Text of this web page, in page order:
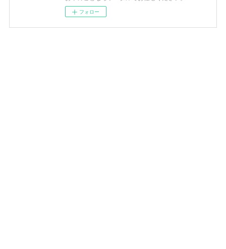
フォロー